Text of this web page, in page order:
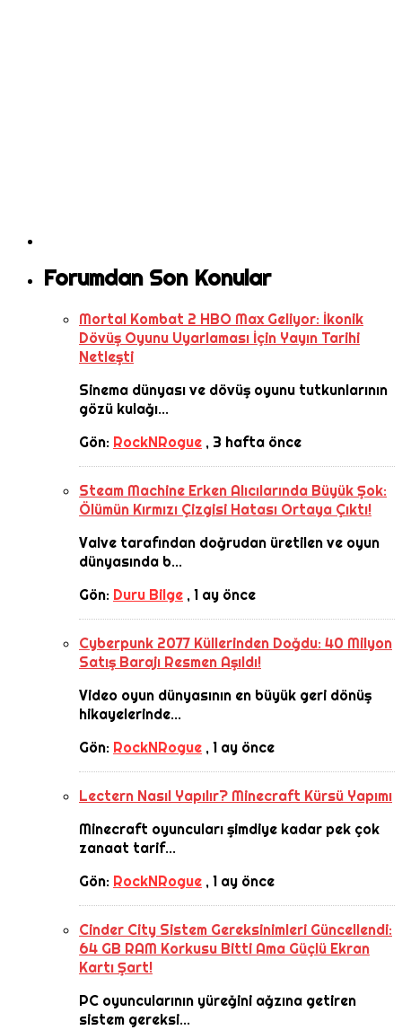
Forumdan Son Konular
Mortal Kombat 2 HBO Max Geliyor: İkonik
Dövüş Oyunu Uyarlaması İçin Yayın Tarihi
Netleşti
Sinema dünyası ve dövüş oyunu tutkunlarının
gözü kulağı...
Gön: RockNRogue , 3 hafta önce
Steam Machine Erken Alıcılarında Büyük Şok:
Ölümün Kırmızı Çizgisi Hatası Ortaya Çıktı!
Valve tarafından doğrudan üretilen ve oyun
dünyasında b...
Gön: Duru Bilge ,1 ay önce
Cyberpunk 2077 Küllerinden Doğdu: 40 Milyon
Satış Barajı Resmen Aşıldı!
Video oyun dünyasının en büyük geri dönüş
hikayelerinde...
Gön: RockNRogue ,1 ay önce
Lectern Nasıl Yapılır? Minecraft Kürsü Yapımı
Minecraft oyuncuları şimdiye kadar pek çok
zanaat tarif...
Gön: RockNRogue ,1 ay önce
Cinder City Sistem Gereksinimleri Güncellendi:
64 GB RAM Korkusu Bitti Ama Güçlü Ekran
Kartı Şart!
PC oyuncularının yüreğini ağzına getiren
sistem gereksi...